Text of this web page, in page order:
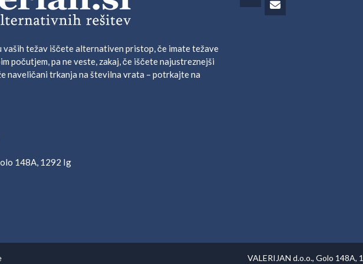
vaših težav iščete alternativen pristop, če imate težave
počutjem, pa ne veste, zakaj, če iščete najustreznejši
naveličani trkanja na številna vrata – potrkajte na
148A, 1292 Ig
VALERIJAN d.o.o., Golo 148A,